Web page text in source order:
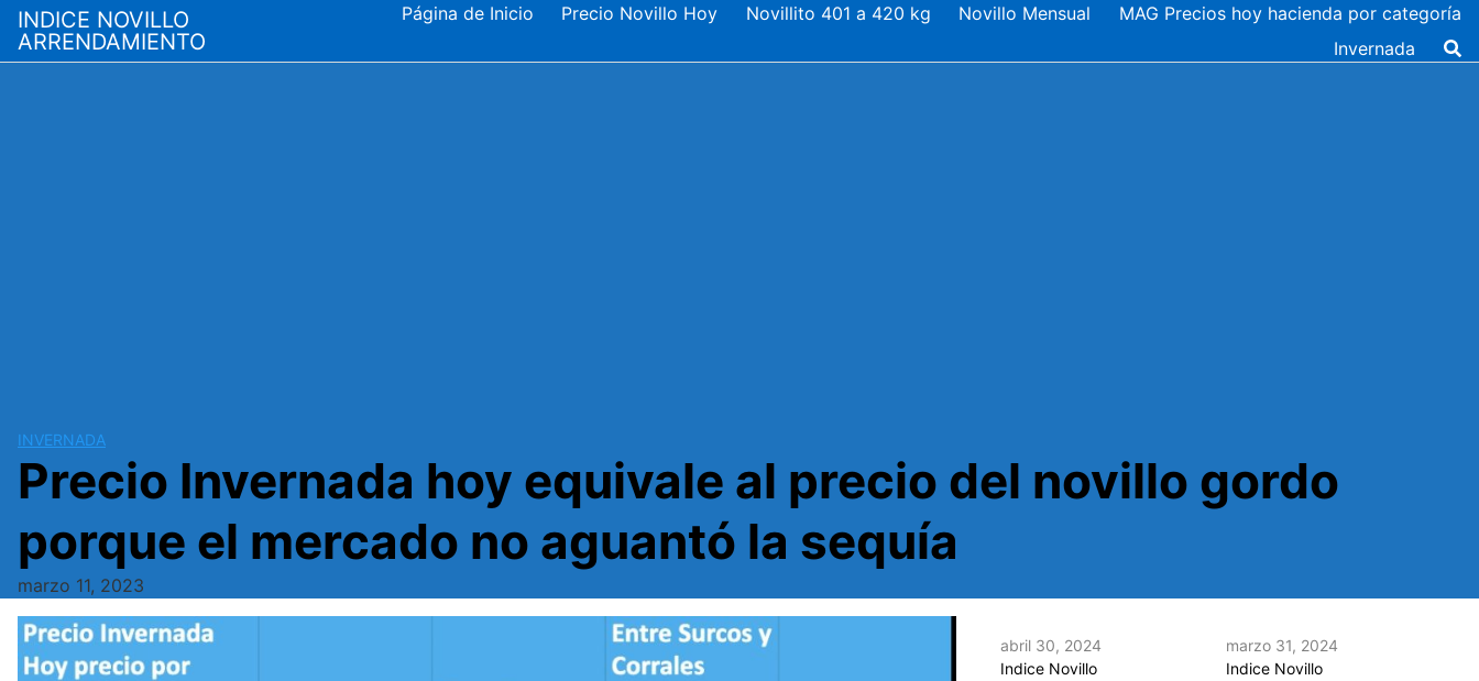
Saltar
contenido
INDICE NOVILLO
ARRENDAMIENTO
Página de Inicio Precio Novillo Hoy Novillito 401 a 420 kg Novillo Mensual
MAG Precios hoy hacienda por categoría
Invernada
INVERNADA
Precio Invernada hoy equivale al precio del novillo gordo
porque el mercado no aguantó la sequía
marzo 11, 2023
abril 30, 2024
Indice Novillo
marzo 31, 2024
Indice Novillo